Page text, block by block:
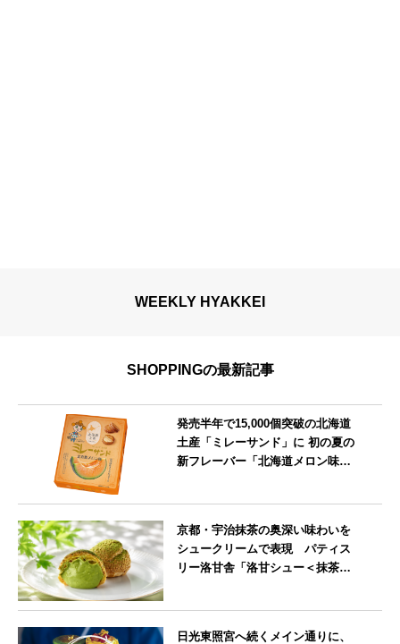
WEEKLY HYAKKEI
SHOPPINGの最新記事
発売半年で15,000個突破の北海道
土産「ミレーサンド」に 初の夏の
新フレーバー「北海道メロン味」
京都・宇治抹茶の奥深い味わいを
シュークリームで表現 パティス
リー洛甘舎「洛甘シュー＜抹茶
日光東照宮へ続くメイン通りに、